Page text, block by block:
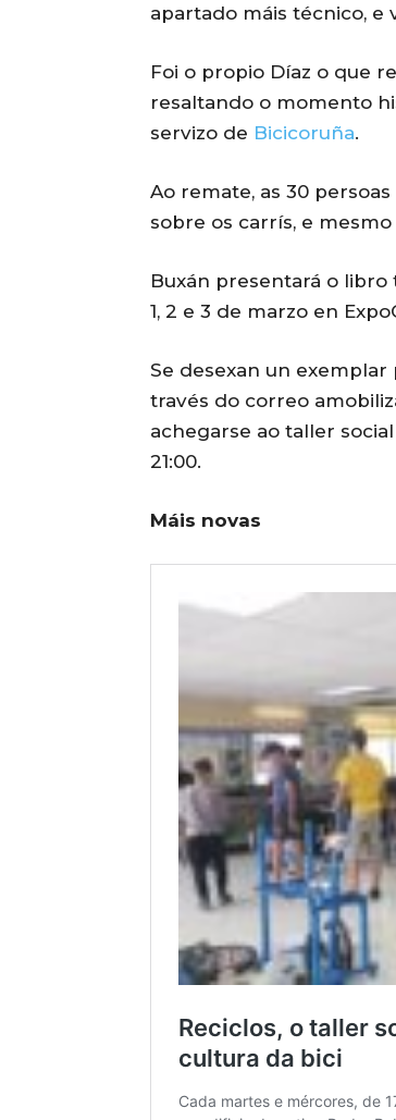
apartado máis técnico, e
Foi o propio Díaz o que
resaltando o momento
servizo de Bicicoruña.
Ao remate, as 30
sobre os carrís, e
Buxán presentará o libro
1, 2 e 3 de marzo en
Se desexan un
través do correo
achegarse ao taller
21:00.
Máis novas